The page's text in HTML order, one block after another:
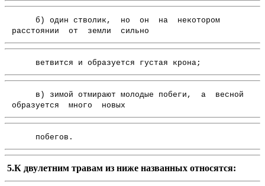
б) один стволик, но он на некотором
расстоянии от земли сильно
ветвится и образуется густая крона;
в) зимой отмирают молодые побеги, а весной
образуется много новых
побегов.
5.К двулетним травам из ниже названных относятся: